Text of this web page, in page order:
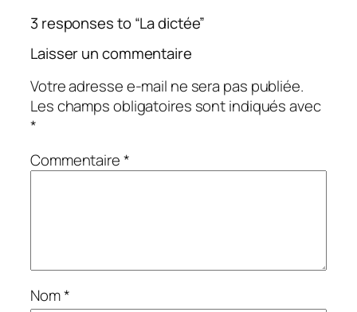
3 responses to “La dictée”
Laisser un commentaire
Votre adresse e-mail ne sera pas publiée.
Les champs obligatoires sont indiqués avec
*
Commentaire*
Nom*